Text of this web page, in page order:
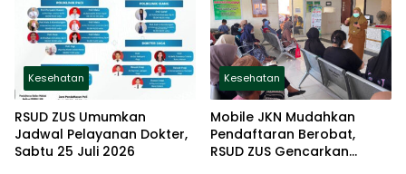
Kesehatan
RSUD ZUS Umumkan
Jadwal Pelayanan Dokter,
Sabtu 25 Juli 2026
Kesehatan
Mobile JKN Mudahkan
Pendaftaran Berobat,
RSUD ZUS Gencarkan